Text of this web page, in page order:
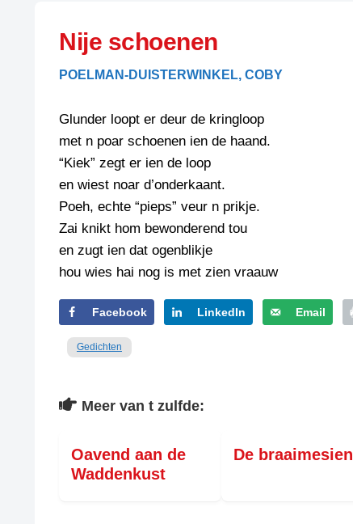
HAIKU’S
LIMERICKS
SCHRIEFWEDSTRIED
FLYER
INZENDENS
PERSBERICHT
SCHRIEFWEDSTRIED
INZENDENS
JURYRAPPORT
VERHOALEN
BIENOAMEN
LEGENDEN
RECEPTEN
SPREUKEN
VEURDRACHTEN
SPELLENSCONTROLE
SCHRIEFREGELS
KREUZE
JOEN
PAZZIPANTEN
Nije schoenen
POELMAN-DUISTERWINKEL, COBY
Glunder loopt er deur de kringloop
met n poar schoenen ien de haand.
“Kiek” zegt er ien de loop
en wiest noar d’onderkaant.
Poeh, echte “pieps” veur n prikje.
Zai knikt hom bewonderend tou
en zugt ien dat ogenblikje
hou wies hai nog is met zien vraauw
Facebook LinkedIn Email
Gedichten
Meer van t zulfde:
Oavend aan de
Waddenkust
De braaimesien